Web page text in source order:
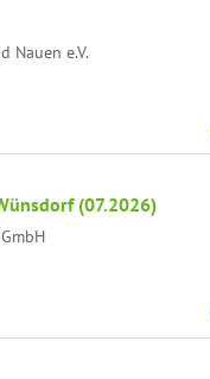
Nauen e.V.
(07.2026)